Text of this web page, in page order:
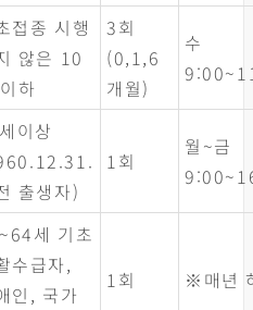
접종 시행
않은 10
하
3회
(0,1,6
개월)
수
이상
출생자)
1회
월~금
세 기초
수급자,
인, 국가
1회 ※매년